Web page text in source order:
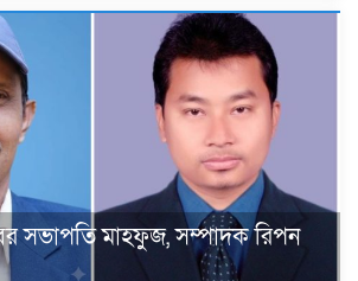
সভাপতি মাহফুজ, সম্পাদক রিপন